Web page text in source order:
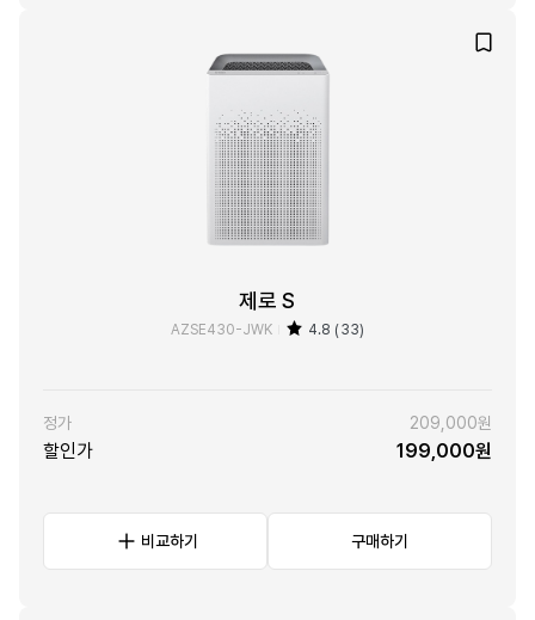
제로 S
AZSE430-JWK 4.8 (33)
정가 209,000원
할인가 199,000원
비교하기 구매하기